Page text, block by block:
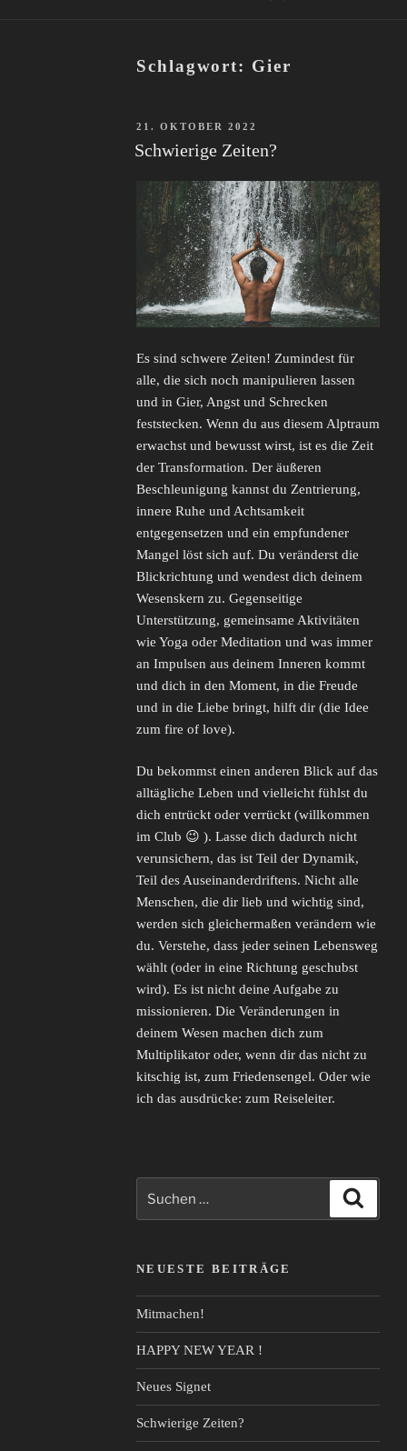
Schlagwort: Gier
VERÖFFENTLICHT
AM
21. OKTOBER 2022
Schwierige Zeiten?
Es sind schwere Zeiten! Zumindest für
alle, die sich noch manipulieren lassen
und in Gier, Angst und Schrecken
feststecken. Wenn du aus diesem Alptraum
erwachst und bewusst wirst, ist es die Zeit
der Transformation. Der äußeren
Beschleunigung kannst du Zentrierung,
innere Ruhe und Achtsamkeit
entgegensetzen und ein empfundener
Mangel löst sich auf. Du veränderst die
Blickrichtung und wendest dich deinem
Wesenskern zu. Gegenseitige
Unterstützung, gemeinsame Aktivitäten
wie Yoga oder Meditation und was immer
an Impulsen aus deinem Inneren kommt
und dich in den Moment, in die Freude
und in die Liebe bringt, hilft dir (die Idee
zum fire of love).
Du bekommst einen anderen Blick auf das
alltägliche Leben und vielleicht fühlst du
dich entrückt oder verrückt (willkommen
im Club 😉 ). Lasse dich dadurch nicht
verunsichern, das ist Teil der Dynamik,
Teil des Auseinanderdriftens. Nicht alle
Menschen, die dir lieb und wichtig sind,
werden sich gleichermaßen verändern wie
du. Verstehe, dass jeder seinen Lebensweg
wählt (oder in eine Richtung geschubst
wird). Es ist nicht deine Aufgabe zu
missionieren. Die Veränderungen in
deinem Wesen machen dich zum
Multiplikator oder, wenn dir das nicht zu
kitschig ist, zum Friedensengel. Oder wie
ich das ausdrücke: zum Reiseleiter.
NEUESTE BEITRÄGE
Mitmachen!
HAPPY NEW YEAR !
Neues Signet
Schwierige Zeiten?